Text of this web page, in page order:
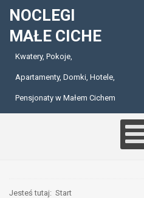
NOCLEGI
MAŁE CICHE
Kwatery, Pokoje,
Apartamenty, Domki, Hotele,
Pensjonaty w Małem Cichem
Jesteś tutaj: Start